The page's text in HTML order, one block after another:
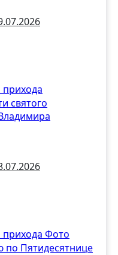
святого
Фото
по Пятидесятнице